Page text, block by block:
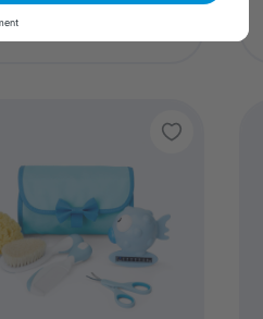
verfügbar
wählen